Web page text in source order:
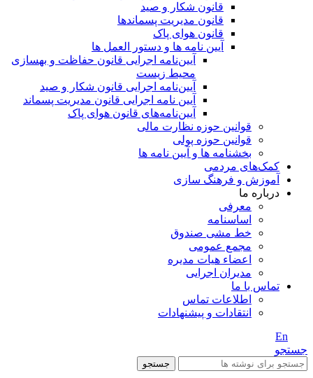
قانون شکار و صید
قانون مدیریت پسماندها
قانون هوای پاک
آیین نامه ها و دستور العمل ها
آیین‌نامه اجرایی قانون حفاظت و بهسازی
محیط زیست
آیین‌نامه اجرایی قانون شکار و صید
آیین نامه اجرایی قانون مدیریت پسماند
آیین‌نامه‌های قانون هوای پاک
قوانین حوزه نظارت مالی
قوانین حوزه پولی
بخشنامه ها و آیین نامه ها
کمک‌های مردمی
آموزش و فرهنگ سازی
درباره ما
معرفی
اساسنامه
خط مشی صندوق
مجمع عمومی
اعضاء هیات مدیره
مدیران اجرایی
تماس با ما
اطلاعات تماس
انتقادات و پیشنهادات
En
جستجو
جستجو